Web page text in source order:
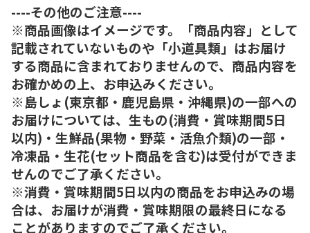
----その他のご注意----
※商品画像はイメージです。「商品内容」として
記載されていないものや「小道具類」はお届け
する商品に含まれておりませんので、商品内容を
お確かめの上、お申込みください。
※島しょ(東京都・鹿児島県・沖縄県)の一部への
お届けについては、生もの(消費・賞味期間5日
以内)・生鮮品(果物・野菜・活魚介類)の一部・
冷凍品・生花(セット商品を含む)は受付ができま
せんのでご了承ください。
※消費・賞味期間5日以内の商品をお申込みの場
合は、お届けが消費・賞味期限の最終日になる
ことがありますのでご了承ください。